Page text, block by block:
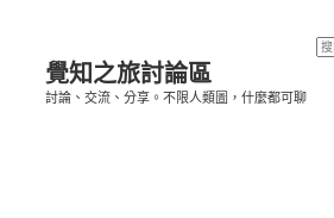
覺知之旅討論區
討論、交流、分享。不限人類圖，什麼都可聊